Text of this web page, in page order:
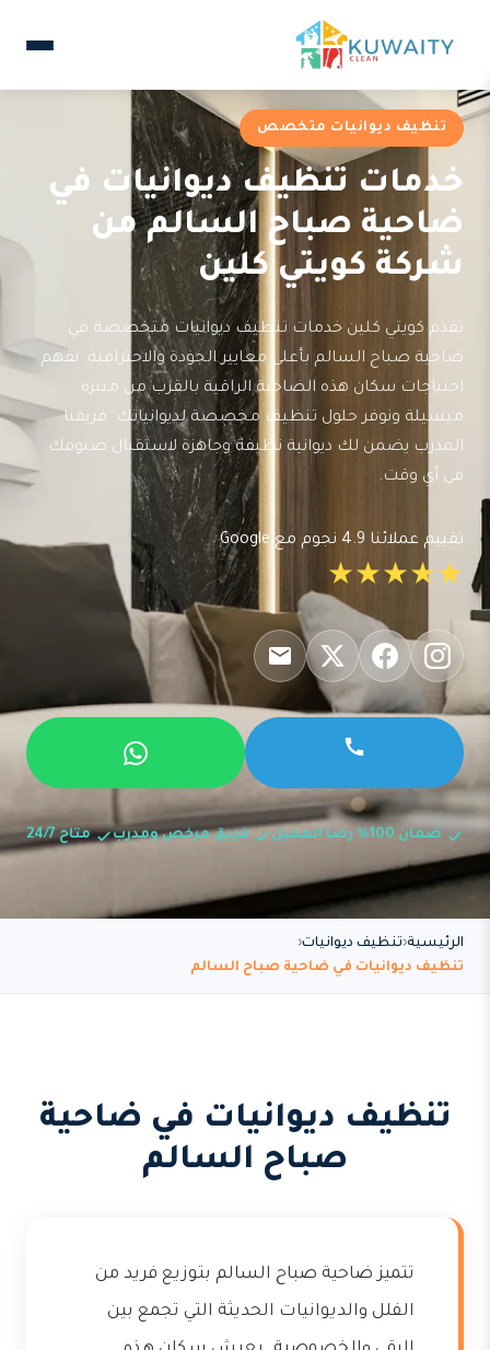
تنظيف ديوانيات متخصص
خدمات تنظيف ديوانيات في
ضاحية صباح السالم من
شركة كويتي كلين
تقدم كويتي كلين خدمات تنظيف ديوانيات متخصصة في
ضاحية صباح السالم بأعلى معايير الجودة والاحترافية. نفهم
احتياجات سكان هذه الضاحية الراقية بالقرب من متنزه
ميسيلة ونوفر حلول تنظيف مخصصة لديوانياتك. فريقنا
المدرب يضمن لك ديوانية نظيفة وجاهزة لاستقبال ضيوفك
في أي وقت.
تقييم عملائنا 4.9 نجوم مع Google
★★★★★
ضمان 100% رضا العميل فريق مرخص ومدرب متاح 24/7
الرئيسية تنظيف ديوانيات
تنظيف ديوانيات في ضاحية صباح السالم
تنظيف ديوانيات في ضاحية
صباح السالم
تتميز ضاحية صباح السالم بتوزيع فريد من
الفلل والديوانيات الحديثة التي تجمع بين